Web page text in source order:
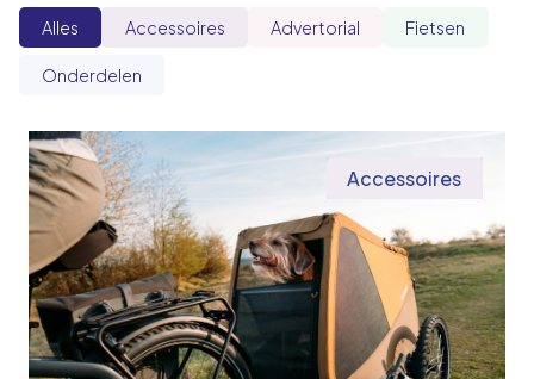
Alles Accessoires Advertorial Fietsen
Onderdelen
Accessoires